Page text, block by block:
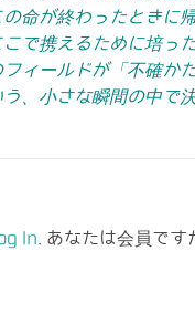
命が終わったときに
で携えるために培っ
ィールドが「不確か
、小さな瞬間の中で
In . あなたは会員です